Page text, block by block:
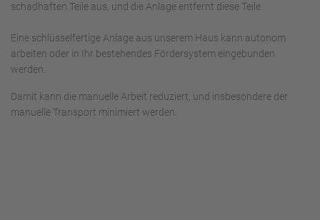
schadhaften Teile aus, und die Anlage entfernt diese Teile.
Eine schlüsselfertige Anlage aus unserem Haus kann autonom
arbeiten oder in Ihr bestehendes Fördersystem eingebunden
werden.
Damit kann die manuelle Arbeit reduziert, und insbesondere der
manuelle Transport minimiert werden.